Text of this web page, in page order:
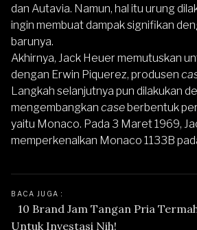
dan Autavia. Namun, hal itu urung
ingin membuat dampak signifikan
barunya.
Akhirnya, Jack Heuer memutuskan
dengan Erwin Piquerez, produsen
Langkah selanjutnya pun dilakukan
mengembangkan case berbentuk
yaitu Monaco. Pada 3 Maret 1969,
memperkenalkan Monaco 1133B
BACA JUGA :
10 Brand Jam Tangan Pria
Untuk Investasi Nih!